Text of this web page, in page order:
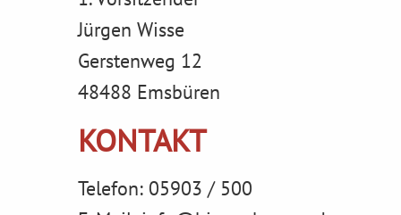
Jürgen Wisse
Gerstenweg 12
48488 Emsbüren
KONTAKT
Telefon: 05903 / 500